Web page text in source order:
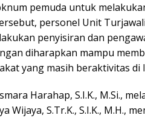
pemuda untuk
personel Unit
penyisiran dan
diharapkan mampu
yang masih beraktivitas di
Harahap, S.I.K., M.Si.,
S.Tr.K., S.I.K., M.H.,